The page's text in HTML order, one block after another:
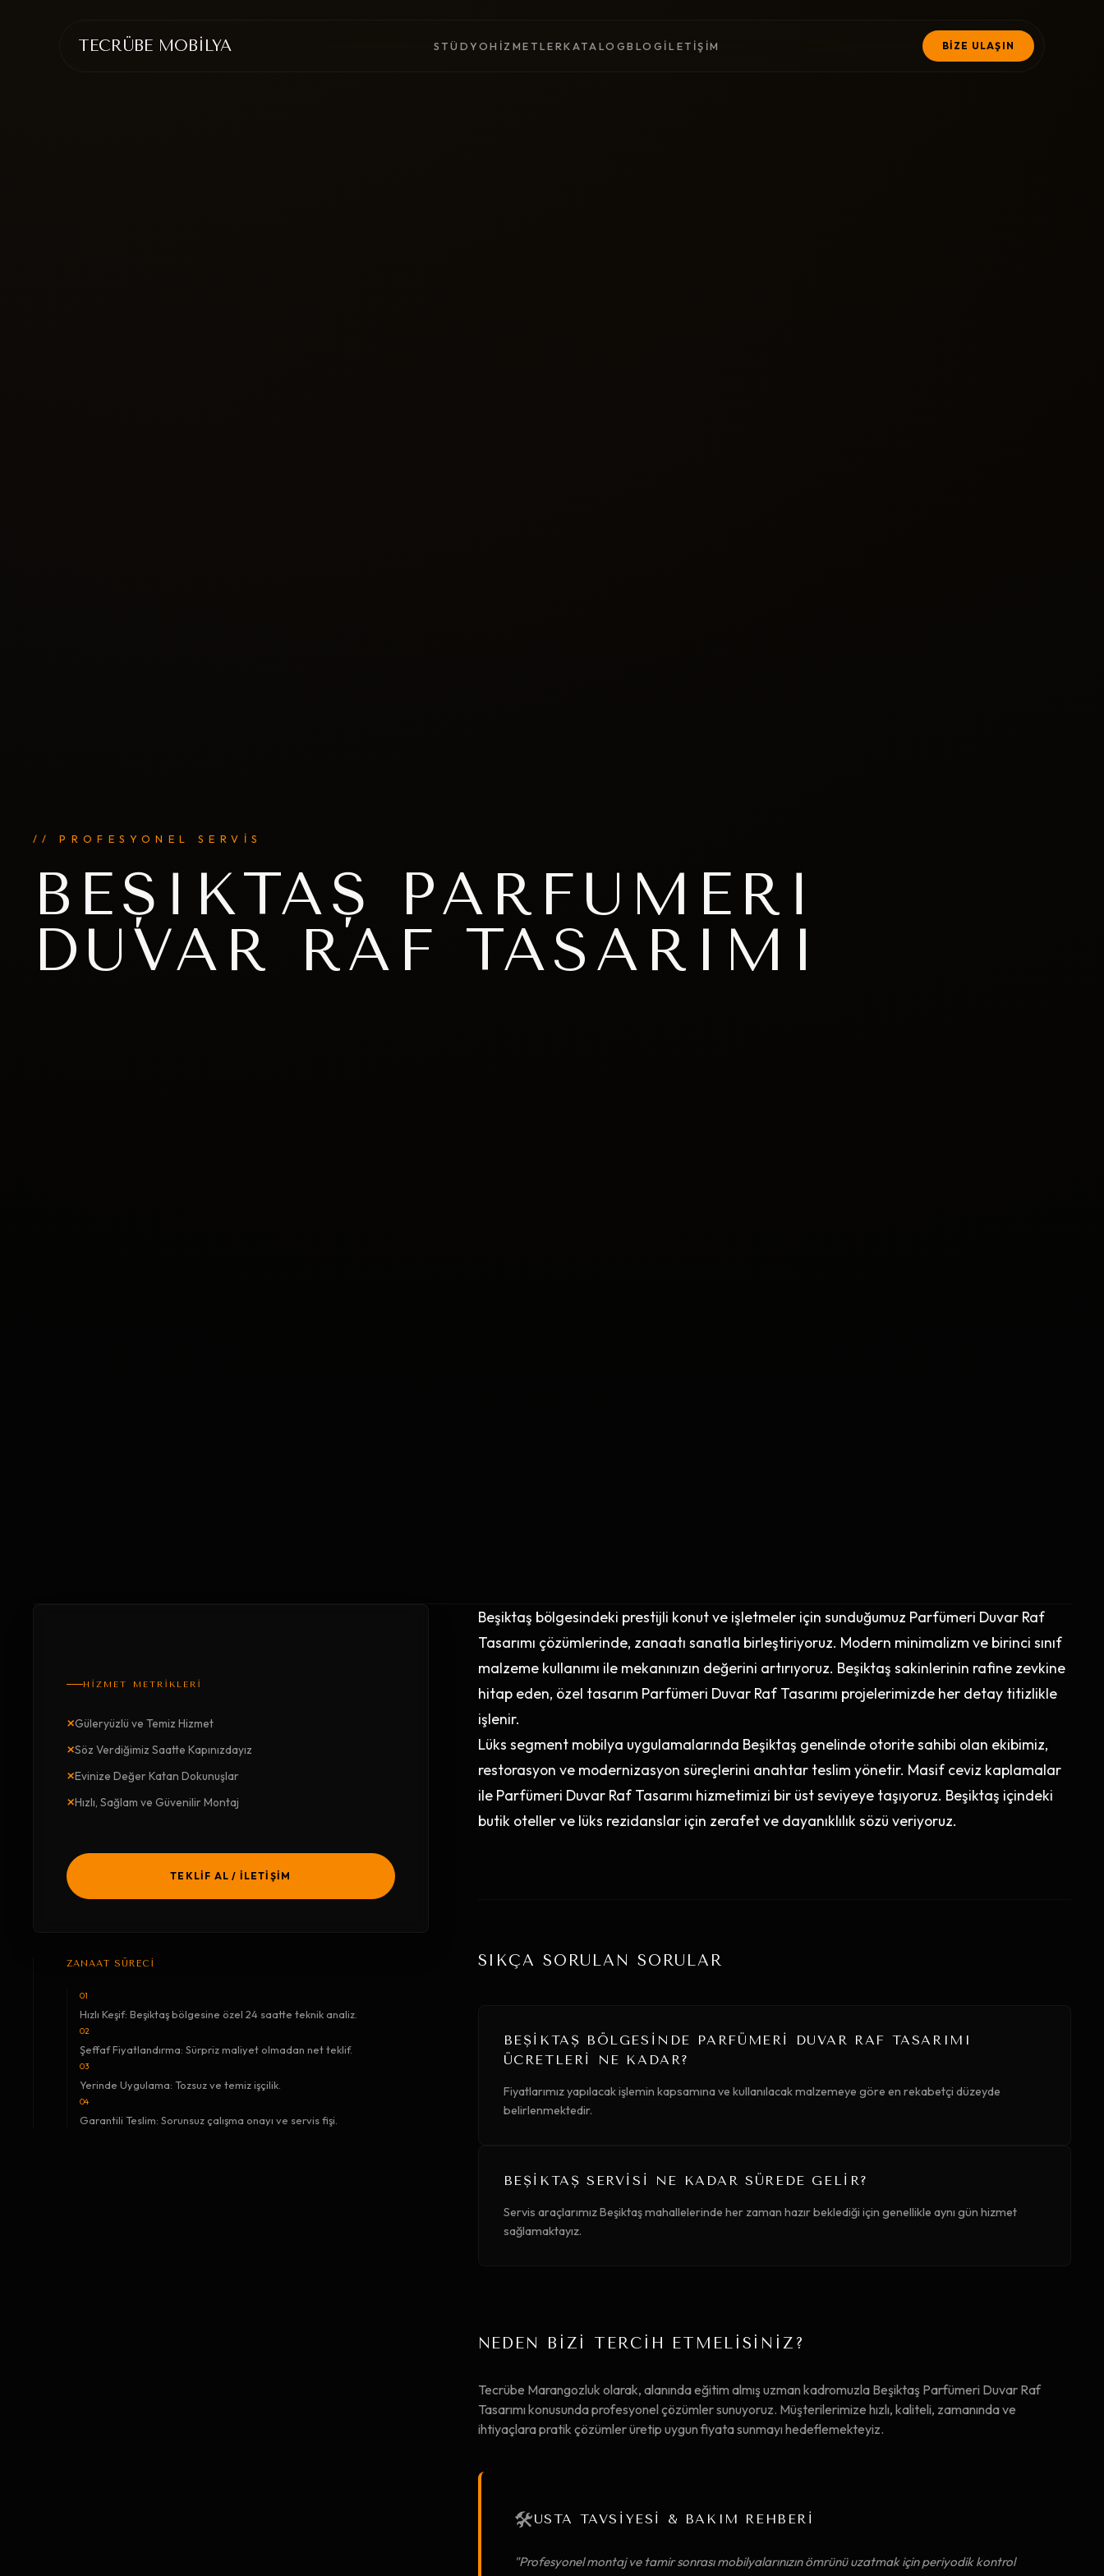
TECRÜBE MOBİLYA STÜDYOHIZMETLERKATALOGBLOG İLETIŞIM BİZE ULAŞIN
// PROFESYONEL SERVİS
BEŞIKTAŞ PARFÜMERI
DUVAR RAF TASARIMI
HİZMET METRİKLERİ
×Güleryüzlü ve Temiz Hizmet
×Söz Verdiğimiz Saatte Kapınızdayız
×Evinize Değer Katan Dokunuşlar
×Hızlı, Sağlam ve Güvenilir Montaj
TEKLİF AL / İLETİŞİM
ZANAAT SÜRECİ
01
Hızlı Keşif: Beşiktaş bölgesine özel 24 saatte teknik analiz.
02
Şeffaf Fiyatlandırma: Sürpriz maliyet olmadan net teklif.
03
Yerinde Uygulama: Tozsuz ve temiz işçilik.
04
Garantili Teslim: Sorunsuz çalışma onayı ve servis fişi.
Beşiktaş bölgesindeki prestijli konut ve işletmeler için sunduğumuz Parfümeri Duvar Raf
Tasarımı çözümlerinde, zanaatı sanatla birleştiriyoruz. Modern minimalizm ve birinci sınıf
malzeme kullanımı ile mekanınızın değerini artırıyoruz. Beşiktaş sakinlerinin rafine zevkine
hitap eden, özel tasarım Parfümeri Duvar Raf Tasarımı projelerimizde her detay titizlikle
işlenir.
Lüks segment mobilya uygulamalarında Beşiktaş genelinde otorite sahibi olan ekibimiz,
restorasyon ve modernizasyon süreçlerini anahtar teslim yönetir. Masif ceviz kaplamalar
ile Parfümeri Duvar Raf Tasarımı hizmetimizi bir üst seviyeye taşıyoruz. Beşiktaş içindeki
butik oteller ve lüks rezidanslar için zerafet ve dayanıklılık sözü veriyoruz.
SIKÇA SORULAN SORULAR
BEŞIKTAŞ BÖLGESINDE PARFÜMERI DUVAR RAF TASARIMI
ÜCRETLERI NE KADAR?
Fiyatlarımız yapılacak işlemin kapsamına ve kullanılacak malzemeye göre en rekabetçi düzeyde
belirlenmektedir.
BEŞIKTAŞ SERVISI NE KADAR SÜREDE GELIR?
Servis araçlarımız Beşiktaş mahallelerinde her zaman hazır beklediği için genellikle aynı gün hizmet
sağlamaktayız.
NEDEN BİZİ TERCİH ETMELİSİNİZ?
Tecrübe Marangozluk olarak, alanında eğitim almış uzman kadromuzla Beşiktaş Parfümeri Duvar Raf
Tasarımı konusunda profesyonel çözümler sunuyoruz. Müşterilerimize hızlı, kaliteli, zamanında ve
ihtiyaçlara pratik çözümler üretip uygun fiyata sunmayı hedeflemekteyiz.
🛠️USTA TAVSİYESİ & BAKIM REHBERİ
"Profesyonel montaj ve tamir sonrası mobilyalarınızın ömrünü uzatmak için periyodik kontrol